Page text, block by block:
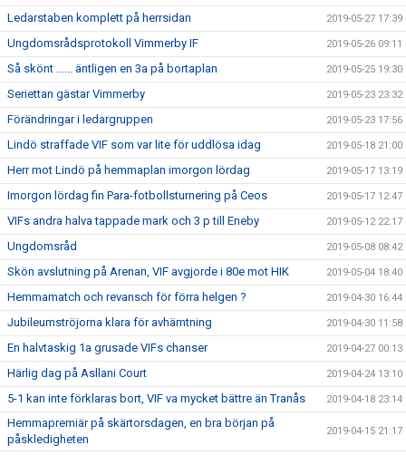
Ledarstaben komplett på herrsidan 2019-05-27 17:39
Ungdomsrådsprotokoll Vimmerby IF 2019-05-26 09:11
Så skönt ...... äntligen en 3a på bortaplan 2019-05-25 19:30
Seriettan gästar Vimmerby 2019-05-23 23:32
Förändringar i ledargruppen 2019-05-23 17:56
Lindö straffade VIF som var lite för uddlösa idag 2019-05-18 21:00
Herr mot Lindö på hemmaplan imorgon lördag 2019-05-17 13:19
Imorgon lördag fin Para-fotbollsturnering på Ceos 2019-05-17 12:47
VIFs andra halva tappade mark och 3 p till Eneby 2019-05-12 22:17
Ungdomsråd 2019-05-08 08:42
Skön avslutning på Arenan, VIF avgjorde i 80e mot HIK 2019-05-04 18:40
Hemmamatch och revansch för förra helgen ? 2019-04-30 16:44
Jubileumströjorna klara för avhämtning 2019-04-30 11:58
En halvtaskig 1a grusade VIFs chanser 2019-04-27 00:13
Härlig dag på Asllani Court 2019-04-24 13:10
5-1 kan inte förklaras bort, VIF va mycket bättre än Tranås 2019-04-18 23:14
Hemmapremiär på skärtorsdagen, en bra början på
påskledigheten
2019-04-15 21:17